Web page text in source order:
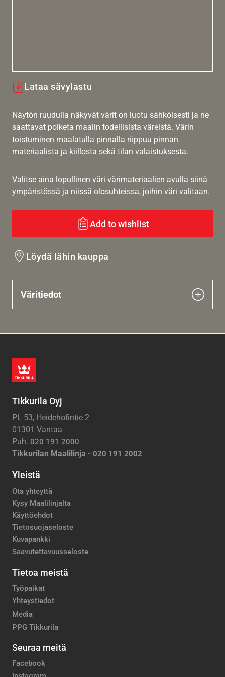
Lataa sävylastu
Näytön ruudulla näkyvät värit on luotu sähköisesti ja ne
saattavat poiketa maalin todellisista väreistä. Värin
toistuminen maalatulla pinnalla riippuu pinnan
materiaalista ja kiillosta sekä tilan valaistuksesta.
Valitse aina lopullinen väri värimateriaalien avulla siinä
ympäristössä ja niissä olosuhteissa, joihin väri valitaan.
Add to wishlist
Löydä lähin kauppa
Väritiedot
Tikkurila Oyj
PL 53, Heidehofintie 2
01301 Vantaa
Puh. 020 191 2000
Tikkurilan Maalilinja - 020 191 2002
Yleistä
Ota yhteyttä
Kysy Maalilinjalta
Käyttöehdot
Tietosuojaseloste
Kuvapankki
Saavutettavuusseloste
Tietoa meistä
Työpaikat
Yhteystiedot
Media
PPG Tikkurila
Seuraa meitä
Facebook